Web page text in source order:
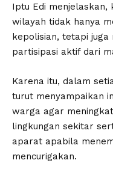
Iptu Edi menjelaskan,
wilayah tidak hanya
kepolisian, tetapi juga
partisipasi aktif dari
Karena itu, dalam
turut menyampaikan
warga agar
lingkungan sekitar
aparat apabila
mencurigakan.